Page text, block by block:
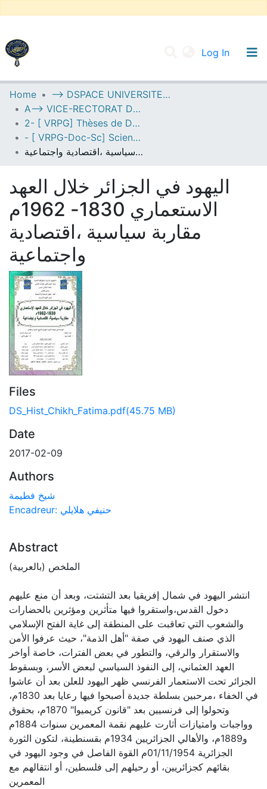
Log In
UNIVERSITY OF D.L SIDI BEL ABBES
Communities & Collections
All of DSpace
Statistics
Home
--> DSPACE UNIVERSITE DJILALLI LIABES DE SIDI BEL ABBES
A--> VICE-RECTORAT DE LA POST-GRADUATION
2- [ VRPG] Thèses de Doctorat en Sciences
- [ VRPG-Doc-Sc] Sciences humaines et sociales --- علوم إنسانية واجتماعية
اليهود في الجزائر خلال العهد الاستعماري 1830- 1962م مقاربة سياسية ،اقتصادية واجتماعية
اليهود في الجزائر خلال العهد
الاستعماري 1830- 1962م
مقاربة سياسية ،اقتصادية
واجتماعية
Files
DS_Hist_Chikh_Fatima.pdf(45.75 MB)
Date
2017-02-09
Authors
شيخ فطيمة
Encadreur: حنيفي هلايلي
Abstract
الملخص (بالعربية)
انتشر اليهود في شمال إفريقيا بعد التشتت، وبعد أن منع عليهم
دخول القدس،واستقروا فيها متأثرين ومؤثرين بالحضارات
والشعوب التي تعاقبت على المنطقة إلى غاية الفتح الإسلامي
الذي صنف اليهود في صفة "أهل الذمة"، حيث عرفوا الأمن
والاستقرار والرقي، والتطور في بعض الفترات، خاصة أواخر
العهد العثماني، إلى النفوذ السياسي لبعض الأسر، وبسقوط
الجزائر تحت الاستعمار الفرنسي ظهر اليهود للعلن بعد أن عاشوا
في الخفاء ،مرحبين بسلطة جديدة أصبحوا فيها رعايا بعد 1830م،
وتحولوا إلى فرنسيين بعد "قانون كريميوا" 1870م، بحقوق
وواجبات وامتيازات أثارت عليهم نقمة المعمرين سنوات 1884م
و1889م، والأهالي الجزائريين 1934م بقسنطينة، لتكون الثورة
الجزائرية 01/11/1954م القوة الفاصل في وجود اليهود في
بقائهم كجزائريين، أو رحيلهم إلى فلسطين، أو انتقالهم مع
المعمرين